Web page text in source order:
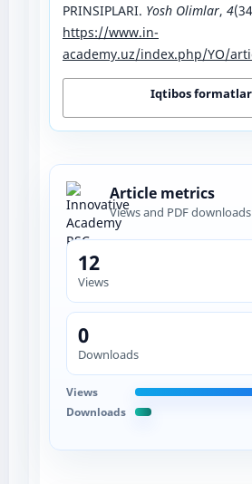
PRINSIPLARI. Yosh Olimlar, 4
https://www.in-
academy.uz/index.php/YO/
Iqtibos
Article metrics
Views and PDF downloads
12
Views
0
Downloads
Views
Downloads